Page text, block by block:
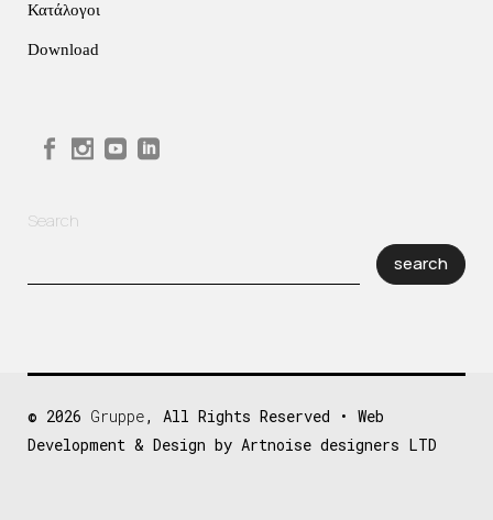
Κατάλογοι
Download
Search
search
© 2026 Gruppe, All Rights Reserved • Web
Development & Design by Artnoise designers LTD